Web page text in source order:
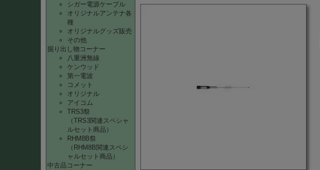
シガー電源ケーブル
オリジナルアンテナ各
種
オリジナルグッズ販売
その他
掘り出し物コーナー
八重洲無線
ケンウッド
第一電波
コメット
オリジナル
アイコム
TRS3祭
（TRS3関連スペシャ
ルセット商品）
RHM8B祭
（RHM8B関連スペシ
ャルセット商品）
中古品コーナー